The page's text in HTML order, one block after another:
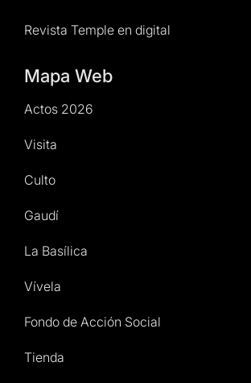
Revista Temple en digital
Mapa Web
Actos 2026
Visita
Culto
Gaudí
La Basílica
Vívela
Fondo de Acción Social
Tienda